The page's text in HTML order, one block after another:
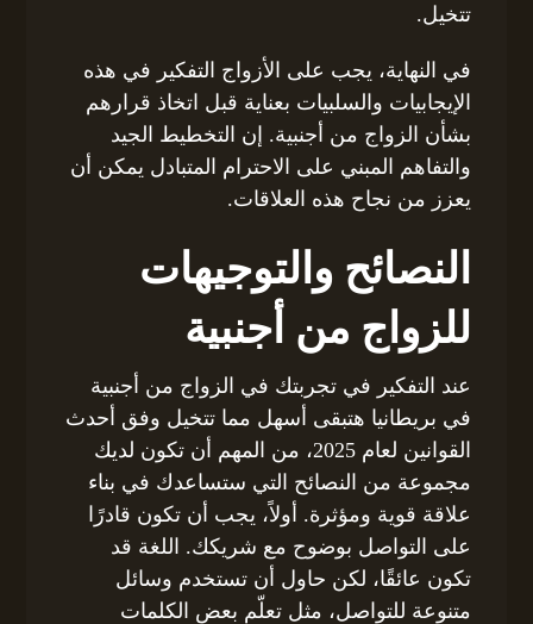
تتخيل.
في النهاية، يجب على الأزواج التفكير في هذه
الإيجابيات والسلبيات بعناية قبل اتخاذ قرارهم
بشأن الزواج من أجنبية. إن التخطيط الجيد
والتفاهم المبني على الاحترام المتبادل يمكن أن
يعزز من نجاح هذه العلاقات.
النصائح والتوجيهات
للزواج من أجنبية
عند التفكير في تجربتك في الزواج من أجنبية
في بريطانيا هتبقى أسهل مما تتخيل وفق أحدث
القوانين لعام 2025، من المهم أن تكون لديك
مجموعة من النصائح التي ستساعدك في بناء
علاقة قوية ومؤثرة. أولاً، يجب أن تكون قادرًا
على التواصل بوضوح مع شريكك. اللغة قد
تكون عائقًا، لكن حاول أن تستخدم وسائل
متنوعة للتواصل، مثل تعلّم بعض الكلمات